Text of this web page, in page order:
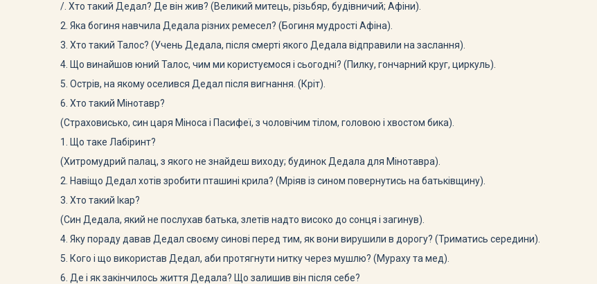
/. Хто такий Дедал? Де він жив? (Великий митець, різьбяр, будівничий; Афіни).
2. Яка богиня навчила Дедала різних ремесел? (Богиня мудрості Афіна).
3. Хто такий Талос? (Учень Дедала, після смерті якого Дедала відправили на заслання).
4. Що винайшов юний Талос, чим ми користуємося і сьо­годні? (Пилку, гончарний круг, циркуль).
5. Острів, на якому оселився Дедал після вигнання. (Кріт).
6. Хто такий Мінотавр?
(Страховисько, син царя Міноса і Пасифеї, з чоловічим тілом, головою і хвостом бика).
1. Що таке Лабіринт?
(Хитромудрий палац, з якого не знайдеш виходу; будинок Дедала для Мінотавра).
2. Навіщо Дедал хотів зробити пташині крила? (Мріяв із сином повернутись на батьківщину).
3. Хто такий Ікар?
(Син Дедала, який не послухав батька, злетів надто висо­ко до сонця і загинув).
4. Яку пораду давав Дедал своєму синові перед тим, як вони вирушили в дорогу? (Триматись середини).
5. Кого і що використав Дедал, аби протягнути нитку через мушлю? (Мураху та мед).
6. Де і як закінчилось життя Дедала? Що залишив він після себе?